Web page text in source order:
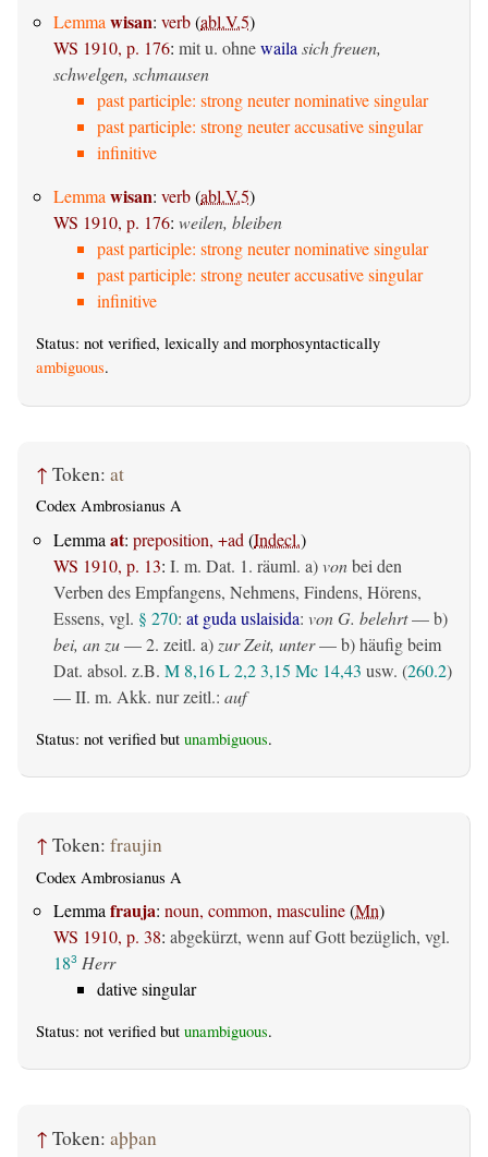
Lemmawisan: verb(abl.V.5)
WS 1910, p. 176: mit u. ohnewailasich freuen,
schwelgen, schmausen
past participle: strong neuter nominative singular
past participle: strong neuter accusative singular
infinitive
Lemmawisan: verb(abl.V.5)
WS 1910, p. 176: weilen, bleiben
past participle: strong neuter nominative singular
past participle: strong neuter accusative singular
infinitive
Status: not verified, lexically and morphosyntactically
ambiguous.
↑ Token: at
Codex Ambrosianus A
Lemma at: preposition, +ad (Indecl.)
WS 1910, p. 13: I. m. Dat. 1. räuml. a)vonbei den
Verben des Empfangens, Nehmens, Findens, Hörens,
Essens, vgl. § 270: at guda uslaisida: von G. belehrt— b)
bei, an zu— 2. zeitl. a) zur Zeit, unter— b) häufig beim
Dat. absol. z.B. M 8,16L 2,23,15 Mc 14,43 usw. (260.2)
— II. m. Akk. nur zeitl.: auf
Status: not verified but unambiguous.
↑ Token: fraujin
Codex Ambrosianus A
Lemma frauja: noun, common, masculine(Mn)
WS 1910, p. 38: abgekürzt, wenn auf Gott bezüglich, vgl.
183 Herr
dative singular
Status: not verified but unambiguous.
↑ Token: aþþan